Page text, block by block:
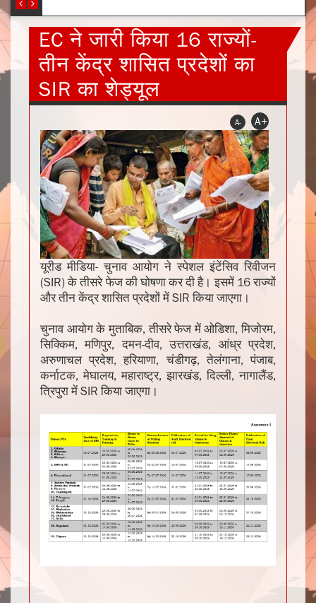
EC ने जारी किया 16 राज्यों-
तीन केंद्र शासित प्रदेशों का
SIR का शेड्यूल
A- A+
यूरीड मीडिया- चुनाव आयोग ने स्पेशल इंटेंसिव रिवीजन
(SIR) के तीसरे फेज की घोषणा कर दी है। इसमें 16 राज्यों
और तीन केंद्र शासित प्रदेशों में SIR किया जाएगा।
चुनाव आयोग के मुताबिक, तीसरे फेज में ओडिशा, मिजोरम,
सिक्किम, मणिपुर, दमन-दीव, उत्तराखंड, आंध्र प्रदेश,
अरुणाचल प्रदेश, हरियाणा, चंडीगढ़, तेलंगाना, पंजाब,
कर्नाटक, मेघालय, महाराष्ट्र, झारखंड, दिल्ली, नागालैंड,
त्रिपुरा में SIR किया जाएगा।